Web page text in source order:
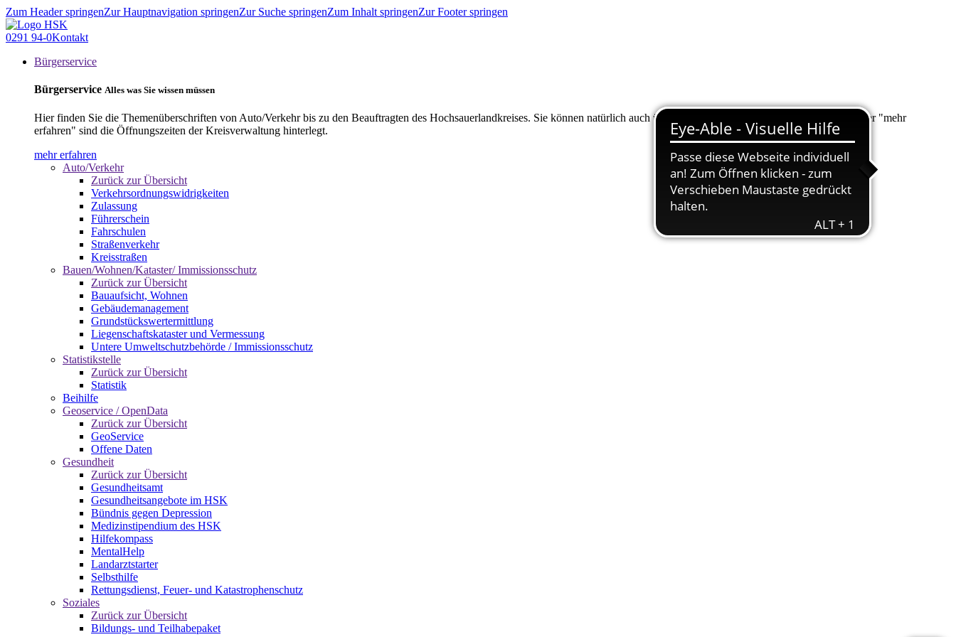
Zum Header springenZur Hauptnavigation springenZur Suche springenZum Inhalt springenZur Footer springen
0291 94-0Kontakt
Bürgerservice
Bürgerservice Alles was Sie wissen müssen
Hier finden Sie die Themenüberschriften von Auto/Verkehr bis zu den Beauftragten des Hochsauerlandkreises. Sie können natürlich auch über "Suche" nach Ihrem Anliegen suchen. Unter "mehr
erfahren" sind die Öffnungszeiten der Kreisverwaltung hinterlegt.
mehr erfahren
Auto/Verkehr
Zurück zur Übersicht
Verkehrsordnungswidrigkeiten
Zulassung
Führerschein
Fahrschulen
Straßenverkehr
Kreisstraßen
Bauen/Wohnen/Kataster/ Immissionsschutz
Zurück zur Übersicht
Bauaufsicht, Wohnen
Gebäudemanagement
Grundstückswertermittlung
Liegenschaftskataster und Vermessung
Untere Umweltschutzbehörde / Immissionsschutz
Statistikstelle
Zurück zur Übersicht
Statistik
Beihilfe
Geoservice / OpenData
Zurück zur Übersicht
GeoService
Offene Daten
Gesundheit
Zurück zur Übersicht
Gesundheitsamt
Gesundheitsangebote im HSK
Bündnis gegen Depression
Medizinstipendium des HSK
Hilfekompass
MentalHelp
Landarztstarter
Selbsthilfe
Rettungsdienst, Feuer- und Katastrophenschutz
Soziales
Zurück zur Übersicht
Bildungs- und Teilhabepaket